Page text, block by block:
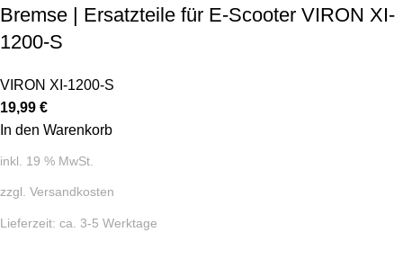
Bremse | Ersatzteile für E-Scooter VIRON XI-
1200-S
VIRON XI-1200-S
19,99 €
In den Warenkorb
inkl. 19 % MwSt.
zzgl. Versandkosten
Lieferzeit: ca. 3-5 Werktage